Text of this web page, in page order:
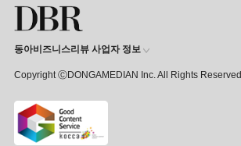
15,000여 건의 DBR 콘텐츠를
동아비즈니스리뷰 사업자 정보
Copyright ⒸDONGAMEDIAN Inc. All Rights Reserved